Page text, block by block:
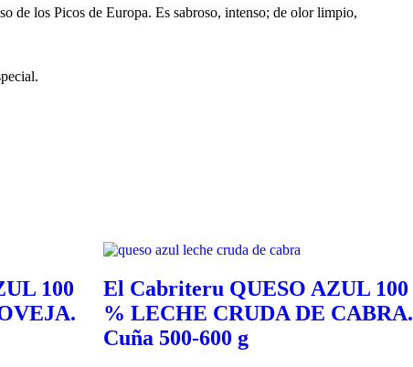
de los Picos de Europa. Es sabroso, intenso; de olor limpio,
100
El Cabriteru QUESO AZUL 100
% LECHE CRUDA DE CABRA.
Cuña 500-600 g